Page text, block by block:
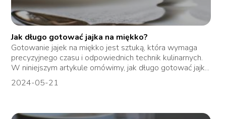
Jak długo gotować jajka na miękko?
Gotowanie jajek na miękko jest sztuką, która wymaga
precyzyjnego czasu i odpowiednich technik kulinarnych.
W niniejszym artykule omówimy, jak długo gotować jajk...
2024-05-21